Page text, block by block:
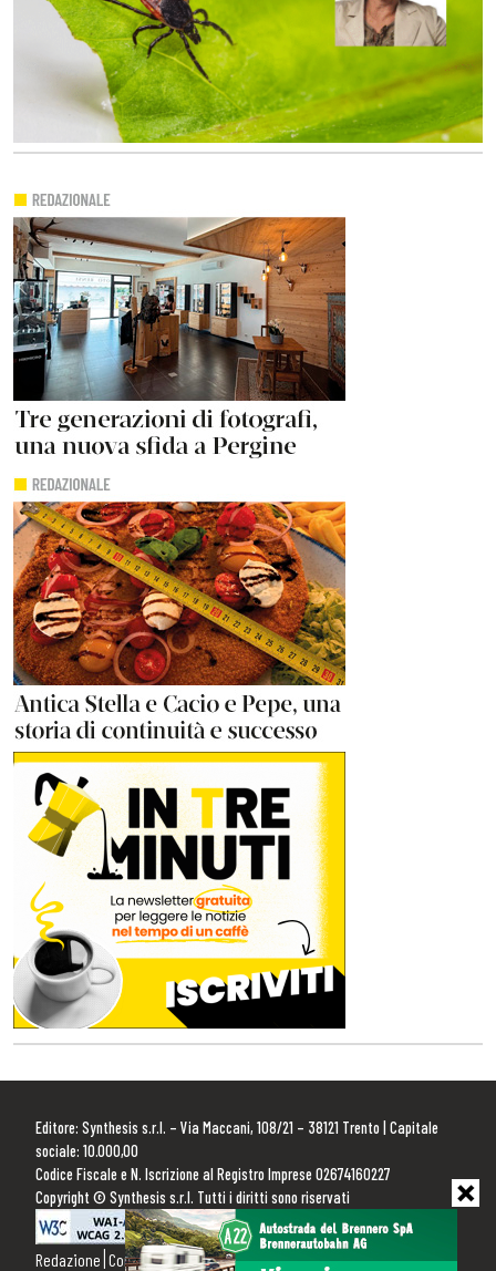
Editore: Synthesis s.r.l. – Via Maccani, 108/21 – 38121 Trento | Capitale
sociale: 10.000,00
Codice Fiscale e N. Iscrizione al Registro Imprese 02674160227
Copyright © Synthesis s.r.l. Tutti i diritti sono riservati
Redazione Contattaci Pubblicità Privacy Policy Cookie Policy